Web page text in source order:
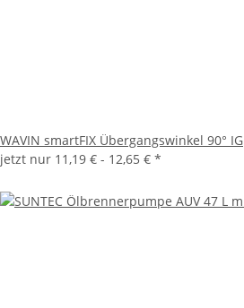
WAVIN smartFIX Übergangswinkel 90° IG
jetzt nur 11,19 € - 12,65 € *